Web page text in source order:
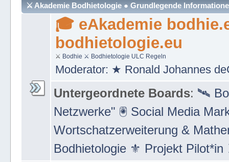
⚔ Akademie Bodhietologie ● Grundlegende
🎓 eAkademie
bodhietologie.eu
⚔ Bodhie ⚔ Bodhietologie ULC Regeln
Moderator: ★ Ronald Johannes
Untergeordnete Boards: 🛰
Netzwerke" 🖲 Social Media
Wortschatzerweiterung &
Bodhietologie ⚜ Projekt